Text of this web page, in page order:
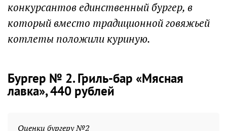
конкурсантов единственный бургер, в
который вместо традиционной говяжьей
котлеты положили куриную.
Бургер № 2. Гриль-бар «Мясная
лавка», 440 рублей
Оценки бургеру №2